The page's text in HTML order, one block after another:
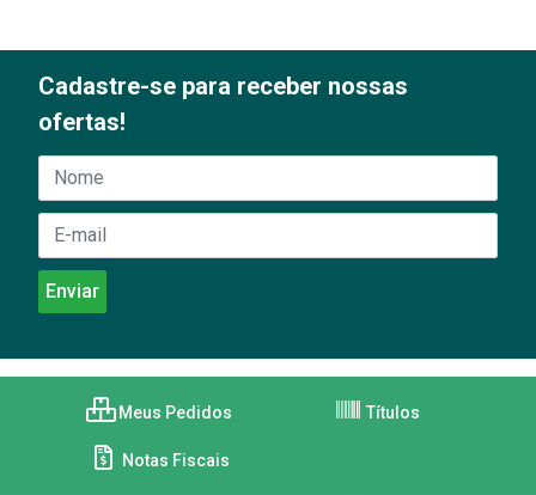
Cadastre-se para receber nossas
ofertas!
Meus Pedidos Títulos
Notas Fiscais